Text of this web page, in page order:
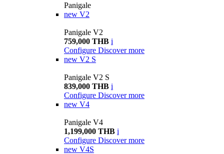
Panigale
new V2
Panigale V2
759,000 THB i
Configure Discover more
new V2 S
Panigale V2 S
839,000 THB i
Configure Discover more
new V4
Panigale V4
1,199,000 THB i
Configure Discover more
new V4S